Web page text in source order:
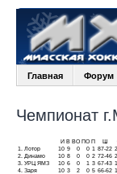
Главная Форум
Чемпионат
И В ВО ПО П
1.
Лотор 10 9 0 0 1 87-22
2.
Динамо 10 8 0 0 2 72-46
3. УРЦ ЯМЗ 10 6 0 1 3 67-43
4. Заря 10 3 2 0 5 66-62